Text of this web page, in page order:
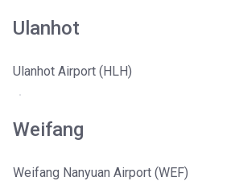
Ulanhot
Ulanhot Airport (HLH)
Weifang
Weifang Nanyuan Airport (WEF)